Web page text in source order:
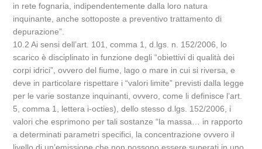
in rete fognaria, indipendentemente dalla loro natura
inquinante, anche sottoposte a preventivo trattamento di
depurazione”.
10.2 Ai sensi dell’art. 101, comma 1, d.lgs. n. 152/2006, lo
scarico è disciplinato in funzione degli “obiettivi di qualità dei
corpi idrici”, ovvero del fiume, lago o mare in cui si riversa, e
deve in particolare rispettare i “valori limite” previsti dalla legge
per le varie sostanze inquinanti, ovvero, come li definisce l’art.
5, comma 1, lettera i-octies), dello stesso d.lgs. 152/2006, i
valori che esprimono per tali sostanze “la massa… in rapporto
a determinati parametri specifici, la concentrazione ovvero il